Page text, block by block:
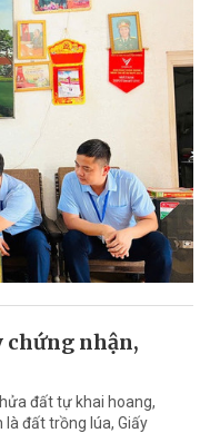
chứng nhận,
đất tự khai hoang,
đất trồng lúa, Giấy